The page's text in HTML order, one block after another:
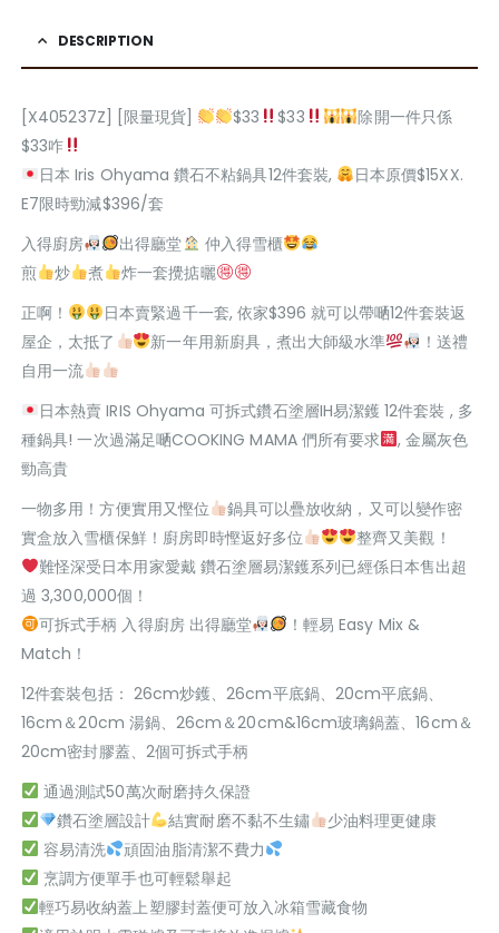
DESCRIPTION
[X405237Z] [限量現貨] $33 $33
除開一件只係
$33咋
日本 Iris Ohyama 鑽石不粘鍋具12件套裝,
日本原價$15XX.
E7限時勁減$396/套
入得廚房
出得廳堂
仲入得雪櫃
煎
炒 煮
炸一套攪掂曬
正啊！
日本賣緊過千一套, 依家$396 就可以帶嗮12件套裝返
屋企，太抵了
新一年用新廚具，煮出大師級水準
！送禮
自用一流
日本熱賣 IRIS Ohyama 可拆式鑽石塗層IH易潔鑊 12件套裝 , 多
種鍋具! 一次過滿足嗮COOKING MAMA 們所有要求
, 金屬灰色
勁高貴
一物多用！方便實用又慳位
鍋具可以疊放收納，又可以變作密
實盒放入雪櫃保鮮！廚房即時慳返好多位
整齊又美觀！
難怪深受日本用家愛戴 鑽石塗層易潔鑊系列已經係日本售出超
過 3,300,000個！
可拆式手柄 入得廚房 出得廳堂
！輕易 Easy Mix &
Match！
12件套裝包括： 26cm炒鑊、26cm平底鍋、20cm平底鍋、
16cm＆20cm 湯鍋、26cm＆20cm&16cm玻璃鍋蓋、16cm＆
20cm密封膠蓋、2個可拆式手柄
通過測試50萬次耐磨持久保證
鑽石塗層設計
結實耐磨不黏不生鏽
少油料理更健康
容易清洗
頑固油脂清潔不費力
烹調方便單手也可輕鬆舉起
輕巧易收納蓋上塑膠封蓋便可放入冰箱雪藏食物